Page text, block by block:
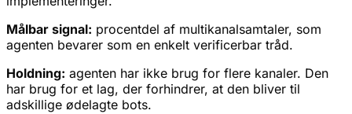
Målbar signal: procentdel af multikanalsamtaler, som
agenten bevarer som en enkelt verificerbar tråd.
Holdning: agenten har ikke brug for flere kanaler. Den
har brug for et lag, der forhindrer, at den bliver til
adskillige ødelagte bots.